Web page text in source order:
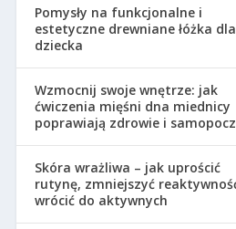
Pomysły na funkcjonalne i
estetyczne drewniane łóżka dla
dziecka
Wzmocnij swoje wnętrze: jak
ćwiczenia mięśni dna miednicy
poprawiają zdrowie i
Skóra wrażliwa – jak uprościć
rutynę, zmniejszyć
wrócić do aktywnych